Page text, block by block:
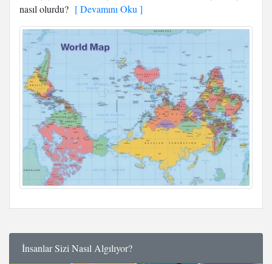
nasıl olurdu? [ Devamını Oku ]
İnsanlar Sizi Nasıl Algılıyor?